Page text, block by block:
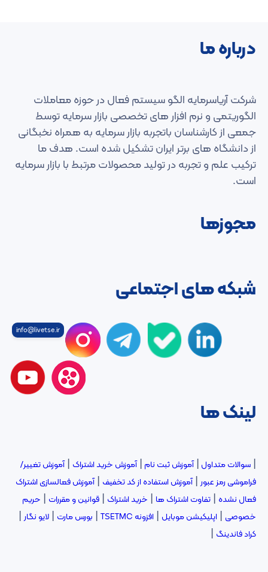
درباره ما
شرکت آریاسرمایه الگو سیستم فعال در حوزه معاملات
الگوریتمی و نرم افزار های تخصصی بازار سرمایه توسط
جمعی از کارشناسان باتجربه بازار سرمایه به همراه نخبگانی
از دانشگاه های برتر ایران تشکیل شده است. هدف ما
ترکیب علم و تجربه در تولید محصولات مرتبط با بازار سرمایه
است.
مجوزها
شبکه های اجتماعی
info@livetse.ir
لینک ها
| سوالات متداول |آموزش ثبت نام |آموزش خرید اشتراک |آموزش تغییر/
فراموشی رمز عبور|آموزش استفاده از کد تخفیف |آموزش فعالسازی اشتراک
فعال نشده | تفاوت اشتراک ها | خرید اشتراک | قوانین و مقررات | حریم
خصوصی | اپلیکیشن موبایل | افزونه TSETMC | بورس مارت | لایو نگار|
کراد فاندینگ |